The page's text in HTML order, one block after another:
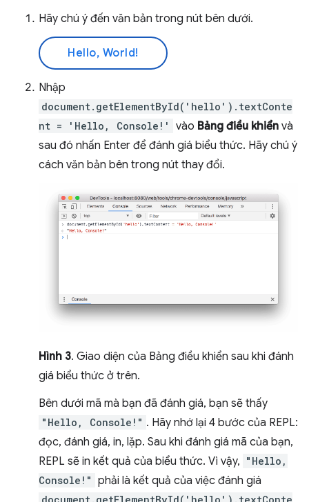
Hãy chú ý đến văn bản trong nút bên dưới.
Hello, World!
Nhập
document.getElementById('hello').textConte
nt = 'Hello, Console!'
vào Bảng điều khiển và
sau đó nhấn Enter để đánh giá biểu thức. Hãy chú ý
cách văn bản bên trong nút thay đổi.
Hình 3. Giao diện của Bảng điều khiển sau khi đánh
giá biểu thức ở trên.
Bên dưới mã mà bạn đã đánh giá, bạn sẽ thấy
"Hello, Console!" . Hãy nhớ lại 4 bước của REPL:
đọc, đánh giá, in, lặp. Sau khi đánh giá mã của bạn,
REPL sẽ in kết quả của biểu thức. Vì vậy, "Hello,
Console!" phải là kết quả của việc đánh giá